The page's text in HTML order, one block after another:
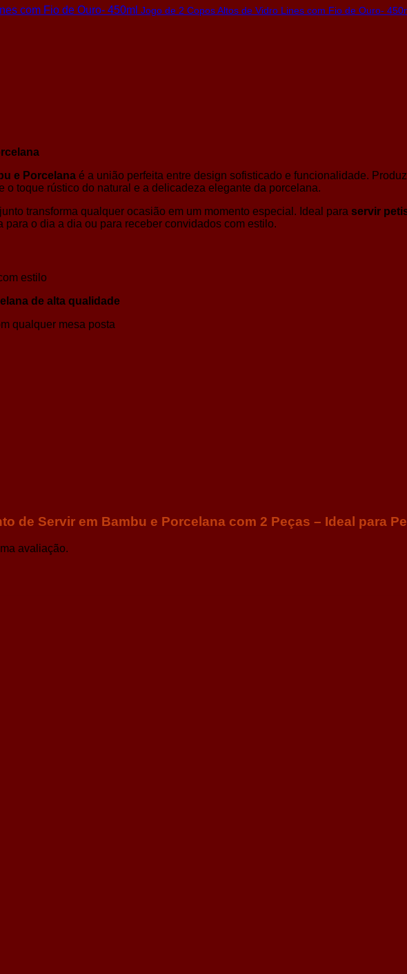
Jogo de 2 Copos Altos de Vidro Lines com Fio de Ouro-
e Porcelana é a união perfeita entre design sofisticado e funcionalidade.
o toque rústico do natural e a delicadeza elegante da porcelana.
transforma qualquer ocasião em um momento especial. Ideal para servir
o dia a dia ou para receber convidados com estilo.
estilo
de alta qualidade
qualquer mesa posta
de Servir em Bambu e Porcelana com 2 Peças – Ideal para
avaliação.